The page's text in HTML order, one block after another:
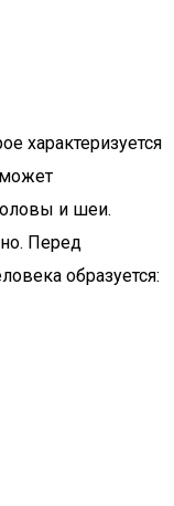
характеризуется
и шеи.
Перед
образуется: